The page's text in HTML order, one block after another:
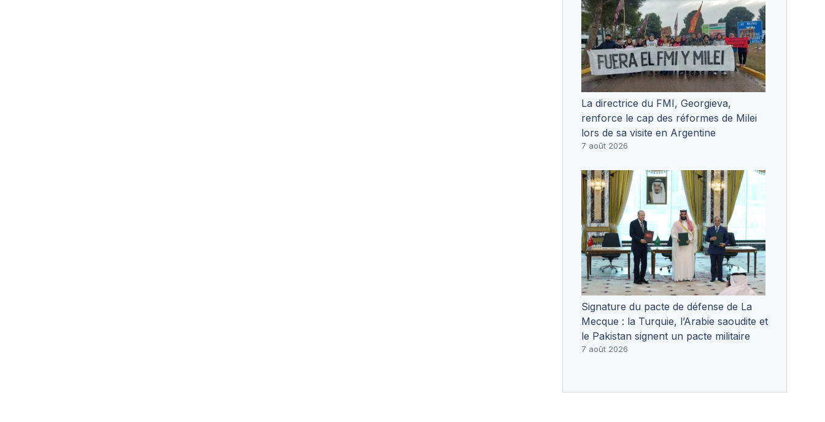
La directrice du FMI, Georgieva,
renforce le cap des réformes de Milei
lors de sa visite en Argentine
7 août 2026
Signature du pacte de défense de La
Mecque : la Turquie, l’Arabie saoudite et
le Pakistan signent un pacte militaire
7 août 2026